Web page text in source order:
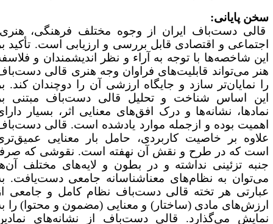
پایانی:
دست‌باف ایران از وجوه مختلف فرهنگی، هنری،
و اقتصادی قابل ‌بررسی و ارزیابی است. تأکید بر
شاخصه‌ها با توجه به آراء و نظر اندیشمندان و فلاسفه
می‌تواند قابلیت‌های فراوان وجه هنری قالی دست‌باف
نمایان‌تر سازد و جایگاه ارزشی آن را دوچندان کند. بر
اساس شناخت و تحلیل قالی دست‌باف مبتنی بر
نشانه‌ها و درک افق‌های معنایی اثر، بسیار دارای
بوده و ازجمله موارد یادشده است. قالی دست‌باف
بر خاصیت کاربردی، حامل بار معنایی عمیق‌تری
که در طرح و نقش آن نهفته است. نقوشی که صرفاً
تزئینی نداشته و در بطون و لایه‌های مختلف آن‌ها
به نظام‌های معناشناسانه جامعی دست‌یافت. به
هر تخته قالی دست‌باف نظام کامل و جامعی از
مادی (ساختار) و معنایی (مضمون و محتوا) را به
می‌گذارد. قالی دست‌باف از نشانه‌های نمادین